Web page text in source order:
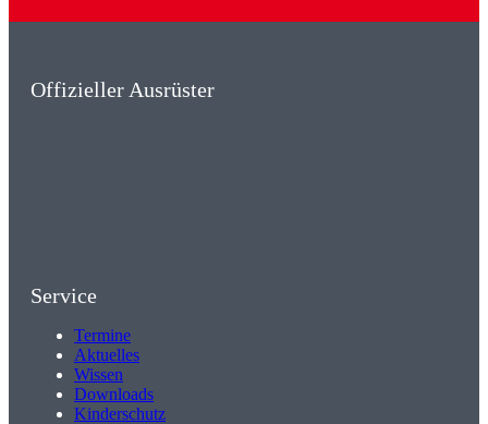
Offizieller Ausrüster
Service
Termine
Aktuelles
Wissen
Downloads
Kinderschutz